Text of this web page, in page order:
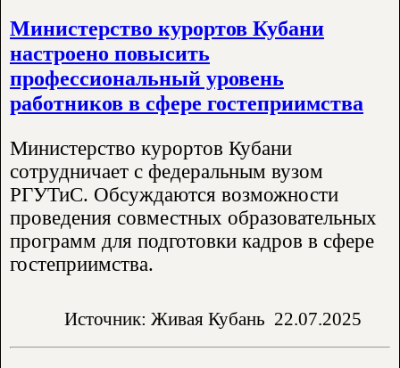
Министерство курортов Кубани
настроено повысить
профессиональный уровень
работников в сфере гостеприимства
Министерство курортов Кубани
сотрудничает с федеральным вузом
РГУТиС. Обсуждаются возможности
проведения совместных образовательных
программ для подготовки кадров в сфере
гостеприимства.
Источник: Живая Кубань 22.07.2025